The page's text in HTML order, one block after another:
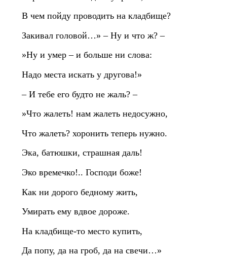
В чем пойду проводить на кладбище?
Закивал головой…» – Ну и что ж? –
»Ну и умер – и больше ни слова:
Надо места искать у другова!»
– И тебе его будто не жаль? –
»Что жалеть! нам жалеть недосужно,
Что жалеть? хоронить теперь нужно.
Эка, батюшки, страшная даль!
Эко времечко!.. Господи боже!
Как ни дорого бедному жить,
Умирать ему вдвое дороже.
На кладбище‑то место купить,
Да попу, да на гроб, да на свечи…»